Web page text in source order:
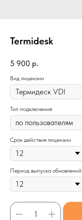
Termidesk
5 900 р.
Вид лицензии
Тип подключения
Срок действия лицензии
Период выпуска обновлений